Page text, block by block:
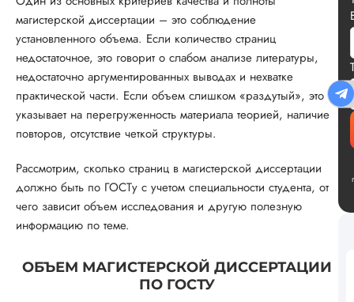
магистерской диссертации – это соблюдение
установленного объема. Если количество страниц
недостаточное, это говорит о слабом анализе литературы,
недостаточно аргументированных выводах и нехватке
практической части. Если объем слишком «раздутый», это
указывает на перегруженность материала теорией, наличие
повторов, отсутствие четкой структуры.
Рассмотрим, сколько страниц в магистерской диссертации
должно быть по ГОСТу с учетом специальности студента, от
чего зависит объем исследования и другую полезную
информацию по теме.
ОБЪЕМ МАГИСТЕРСКОЙ ДИССЕРТАЦИИ
ПО ГОСТУ